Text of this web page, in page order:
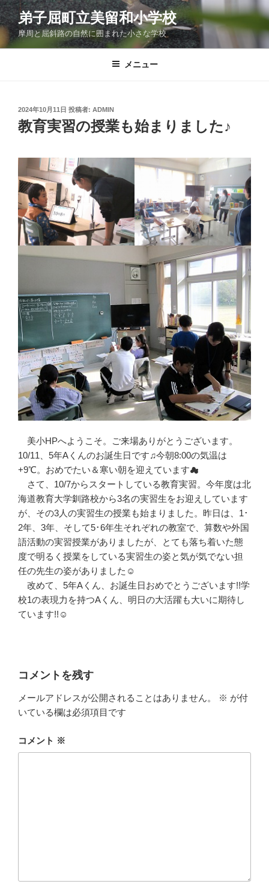
コ
ン
ン
弟子屈町立美留和小学校
摩周と屈斜路の自然に囲まれた小さな学校
メニュー
投
稿
日:
2024年10月11日 投稿者: ADMIN
教育実習の授業も始まりました♪
美小HPへようこそ。ご来場ありがとうございます。
10/11、5年Aくんのお誕生日です♫今朝8:00の気温は
+9℃。おめでたい＆寒い朝を迎えています☁
さて、10/7からスタートしている教育実習。今年度は北
海道教育大学釧路校から3名の実習生をお迎えしています
が、その3人の実習生の授業も始まりました。昨日は、1･
2年、3年、そして5･6年生それぞれの教室で、算数や外国
語活動の実習授業がありましたが、とても落ち着いた態
度で明るく授業をしている実習生の姿と気が気でない担
任の先生の姿がありました☺
改めて、5年Aくん、お誕生日おめでとうございます!!学
校1の表現力を持つAくん、明日の大活躍も大いに期待し
ています!!☺
コメントを残す
メールアドレスが公開されることはありません。 ※ が付
いている欄は必須項目です
コメント ※